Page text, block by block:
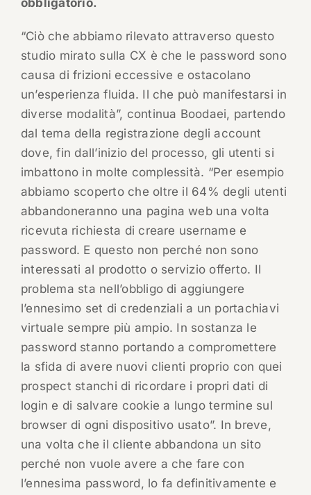
obbligatorio.
“Ciò che abbiamo rilevato attraverso questo
studio mirato sulla CX è che le password sono
causa di frizioni eccessive e ostacolano
un’esperienza fluida. Il che può manifestarsi in
diverse modalità”, continua Boodaei, partendo
dal tema della registrazione degli account
dove, fin dall’inizio del processo, gli utenti si
imbattono in molte complessità. “Per esempio
abbiamo scoperto che oltre il 64% degli utenti
abbandoneranno una pagina web una volta
ricevuta richiesta di creare username e
password. E questo non perché non sono
interessati al prodotto o servizio offerto. Il
problema sta nell’obbligo di aggiungere
l’ennesimo set di credenziali a un portachiavi
virtuale sempre più ampio. In sostanza le
password stanno portando a compromettere
la sfida di avere nuovi clienti proprio con quei
prospect stanchi di ricordare i propri dati di
login e di salvare cookie a lungo termine sul
browser di ogni dispositivo usato”. In breve,
una volta che il cliente abbandona un sito
perché non vuole avere a che fare con
l’ennesima password, lo fa definitivamente e